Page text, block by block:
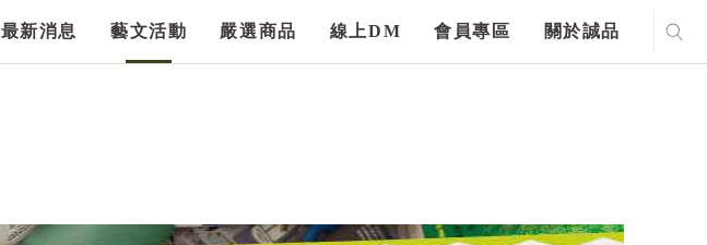
最新消息 藝文活動 嚴選商品 線上DM 會員專區 關於誠品